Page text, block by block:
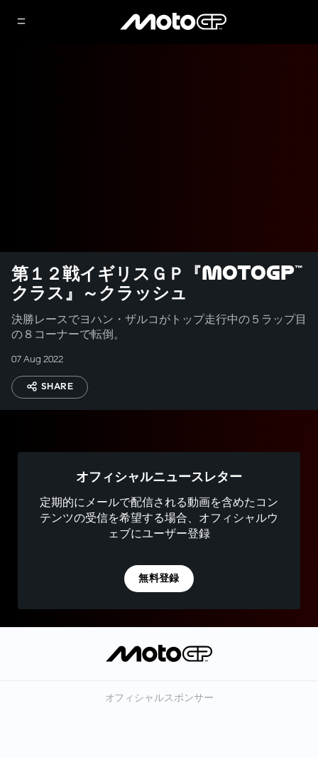
第１２戦イギリスＧＰ『MotoGP™
クラス』～クラッシュ
決勝レースでヨハン・ザルコがトップ走行中の５ラップ目
の８コーナーで転倒。
07 Aug 2022
SHARE
オフィシャルニュースレター
定期的にメールで配信される動画を含めたコン
テンツの受信を希望する場合、オフィシャルウ
ェブにユーザー登録
無料登録
オフィシャルスポンサー